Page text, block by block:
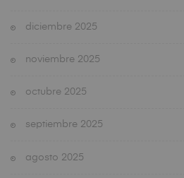
diciembre 2025
noviembre 2025
octubre 2025
septiembre 2025
agosto 2025